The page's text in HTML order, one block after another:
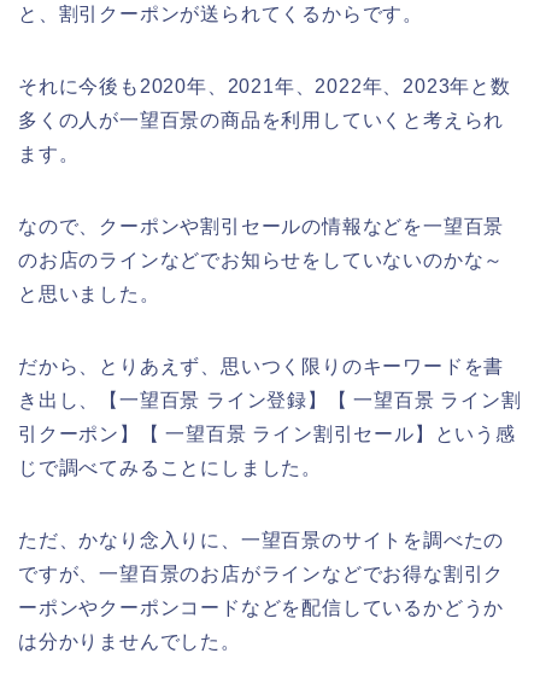
と、割引クーポンが送られてくるからです。
それに今後も2020年、2021年、2022年、2023年と数
多くの人が一望百景の商品を利用していくと考えられ
ます。
なので、クーポンや割引セールの情報などを一望百景
のお店のラインなどでお知らせをしていないのかな～
と思いました。
だから、とりあえず、思いつく限りのキーワードを書
き出し、【一望百景 ライン登録】【 一望百景 ライン割
引クーポン】【 一望百景 ライン割引セール】という感
じで調べてみることにしました。
ただ、かなり念入りに、一望百景のサイトを調べたの
ですが、一望百景のお店がラインなどでお得な割引ク
ーポンやクーポンコードなどを配信しているかどうか
は分かりませんでした。